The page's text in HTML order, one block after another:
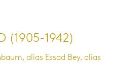
(1905-1942)
alias Essad Bey, alias